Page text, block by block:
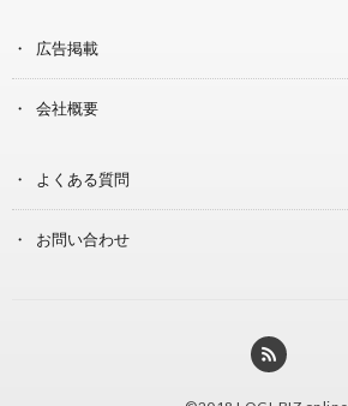
広告掲載
会社概要
よくある質問
お問い合わせ